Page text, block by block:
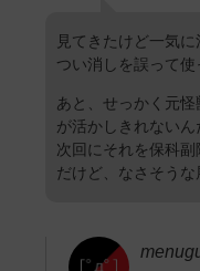
見てきたけど一気
つい消しを誤って使
あと、せっかく元
が活かしきれないん
次回にそれを保科
だけど、なさそうな